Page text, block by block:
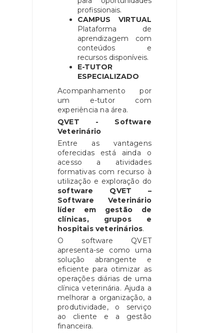
profissionais.
CAMPUS VIRTUAL
Plataforma de
aprendizagem com
conteúdos e
recursos disponíveis.
E-TUTOR
ESPECIALIZADO
Acompanhamento por
um e-tutor com
experiência na área.
QVET - Software
Veterinário
Entre as vantagens
oferecidas está ainda o
acesso a atividades
formativas com recurso à
utilização e exploração do
software QVET –
Software Veterinário
líder em gestão de
clínicas, grupos e
hospitais veterinários.
O software QVET
apresenta-se como uma
solução abrangente e
eficiente para otimizar as
operações diárias de uma
clínica veterinária. Ajuda a
melhorar a organização, a
produtividade, o serviço
ao cliente e a gestão
financeira.